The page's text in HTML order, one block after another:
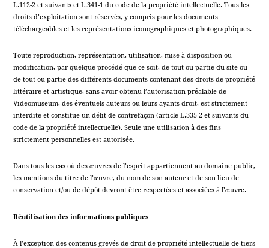
L.112-2 et suivants et L.341-1 du code de la propriété intellectuelle. Tous les
droits d’exploitation sont réservés, y compris pour les documents
téléchargeables et les représentations iconographiques et photographiques.
Toute reproduction, représentation, utilisation, mise à disposition ou
modification, par quelque procédé que ce soit, de tout ou partie du site ou
de tout ou partie des différents documents contenant des droits de propriété
littéraire et artistique, sans avoir obtenu l’autorisation préalable de
Videomuseum, des éventuels auteurs ou leurs ayants droit, est strictement
interdite et constitue un délit de contrefaçon (article L.335-2 et suivants du
code de la propriété intellectuelle). Seule une utilisation à des fins
strictement personnelles est autorisée.
Dans tous les cas où des œuvres de l’esprit appartiennent au domaine public,
les mentions du titre de l’œuvre, du nom de son auteur et de son lieu de
conservation et/ou de dépôt devront être respectées et associées à l’œuvre.
Réutilisation des informations publiques
À l’exception des contenus grevés de droit de propriété intellectuelle de tiers